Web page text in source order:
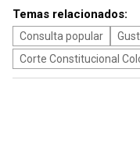
Temas relacionados:
Consulta popular
Corte Constitucional